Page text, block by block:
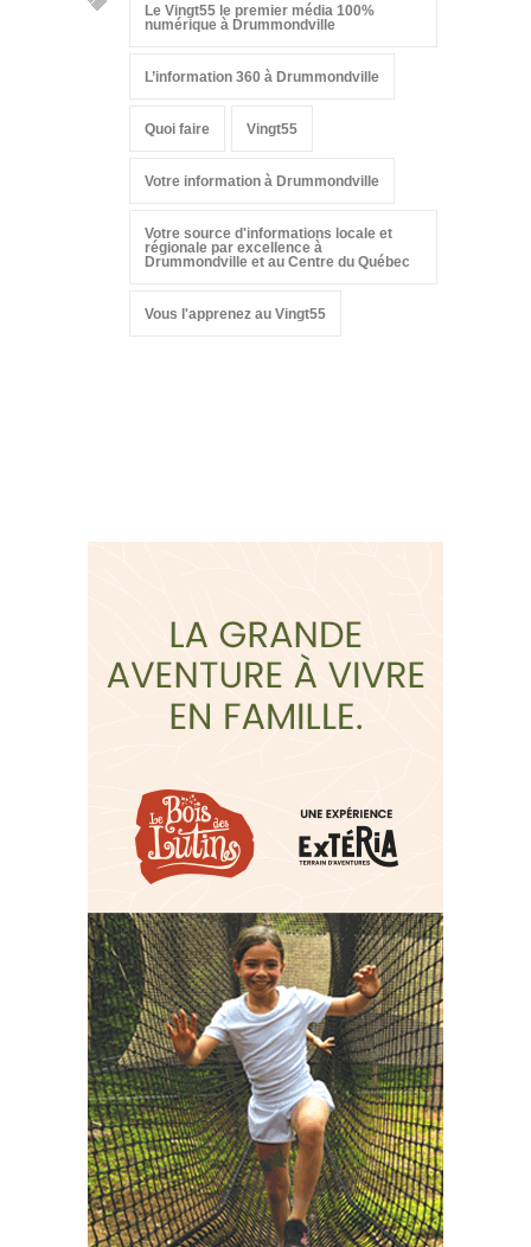
Le Vingt55 le premier média 100%
numérique à Drummondville
L’information 360 à Drummondville
Quoi faire Vingt55
Votre information à Drummondville
Votre source d'informations locale et
régionale par excellence à
Drummondville et au Centre du Québec
Vous l'apprenez au Vingt55